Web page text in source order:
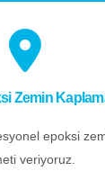
Zemin
epoksi
veriyoruz.